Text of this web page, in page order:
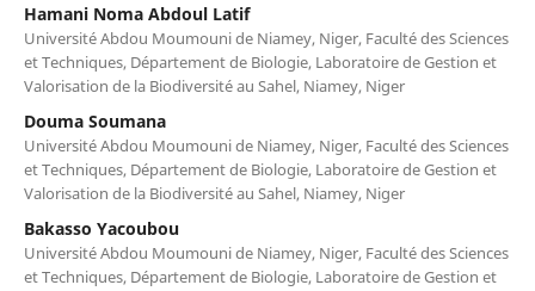
Hamani Noma Abdoul Latif
Université Abdou Moumouni de Niamey, Niger, Faculté des Sciences
et Techniques, Département de Biologie, Laboratoire de Gestion et
Valorisation de la Biodiversité au Sahel, Niamey, Niger
Douma Soumana
Université Abdou Moumouni de Niamey, Niger, Faculté des Sciences
et Techniques, Département de Biologie, Laboratoire de Gestion et
Valorisation de la Biodiversité au Sahel, Niamey, Niger
Bakasso Yacoubou
Université Abdou Moumouni de Niamey, Niger, Faculté des Sciences
et Techniques, Département de Biologie, Laboratoire de Gestion et